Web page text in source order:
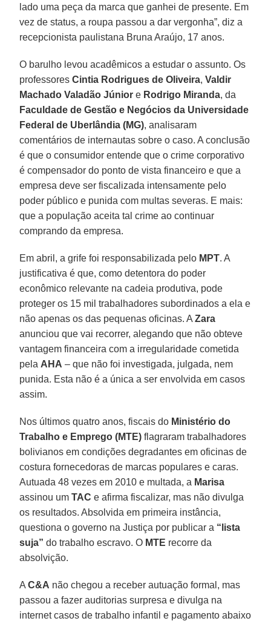
lado uma peça da marca que ganhei de presente. Em
vez de status, a roupa passou a dar vergonha”, diz a
recepcionista paulistana Bruna Araújo, 17 anos.
O barulho levou acadêmicos a estudar o assunto. Os
professoresCintia Rodrigues de Oliveira,Valdir
Machado Valadão Júnior e Rodrigo Miranda, da
Faculdade de Gestão e Negócios da Universidade
Federal de Uberlândia (MG), analisaram
comentários de internautas sobre o caso. A conclusão
é que o consumidor entende que o crime corporativo
é compensador do ponto de vista financeiro e que a
empresa deve ser fiscalizada intensamente pelo
poder público e punida com multas severas. E mais:
que a população aceita tal crime ao continuar
comprando da empresa.
Em abril, a grife foi responsabilizada pelo MPT. A
justificativa é que, como detentora do poder
econômico relevante na cadeia produtiva, pode
proteger os 15 mil trabalhadores subordinados a ela e
não apenas os das pequenas oficinas. AZara
anunciou que vai recorrer, alegando que não obteve
vantagem financeira com a irregularidade cometida
pela AHA – que não foi investigada, julgada, nem
punida. Esta não é a única a ser envolvida em casos
assim.
Nos últimos quatro anos, fiscais do Ministério do
Trabalho e Emprego (MTE) flagraram trabalhadores
bolivianos em condições degradantes em oficinas de
costura fornecedoras de marcas populares e caras.
Autuada 48 vezes em 2010 e multada, a Marisa
assinou umTAC e afirma fiscalizar, mas não divulga
os resultados. Absolvida em primeira instância,
questiona o governo na Justiça por publicar a “lista
suja” do trabalho escravo. O MTE recorre da
absolvição.
AC&A não chegou a receber autuação formal, mas
passou a fazer auditorias surpresa e divulga na
internet casos de trabalho infantil e pagamento abaixo